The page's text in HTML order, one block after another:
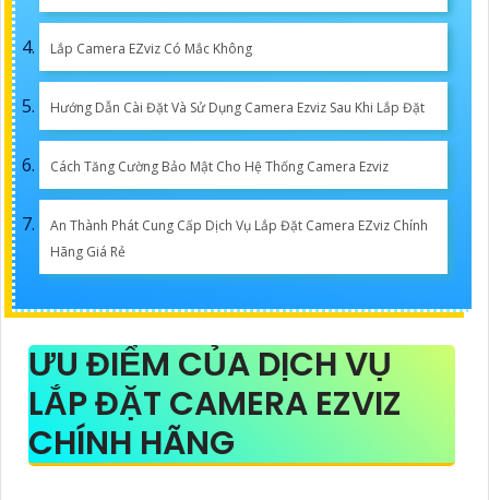
Lắp Camera EZviz Có Mắc Không
Hướng Dẫn Cài Đặt Và Sử Dụng Camera Ezviz Sau Khi Lắp Đặt
Cách Tăng Cường Bảo Mật Cho Hệ Thống Camera Ezviz
An Thành Phát Cung Cấp Dịch Vụ Lắp Đặt Camera EZviz Chính
Hãng Giá Rẻ
ƯU ĐIỂM CỦA DỊCH VỤ
LẮP ĐẶT CAMERA EZVIZ
CHÍNH HÃNG